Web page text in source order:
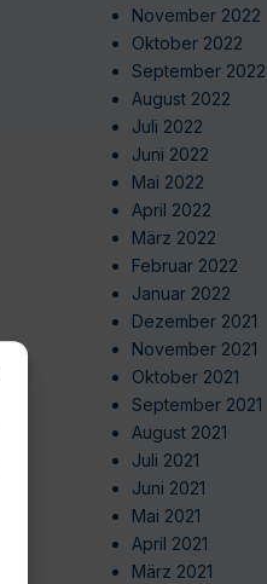
November 2022
Oktober 2022
September 2022
August 2022
Juli 2022
Juni 2022
Mai 2022
April 2022
März 2022
Februar 2022
Januar 2022
Dezember 2021
November 2021
Oktober 2021
September 2021
August 2021
Juli 2021
Juni 2021
Mai 2021
April 2021
März 2021